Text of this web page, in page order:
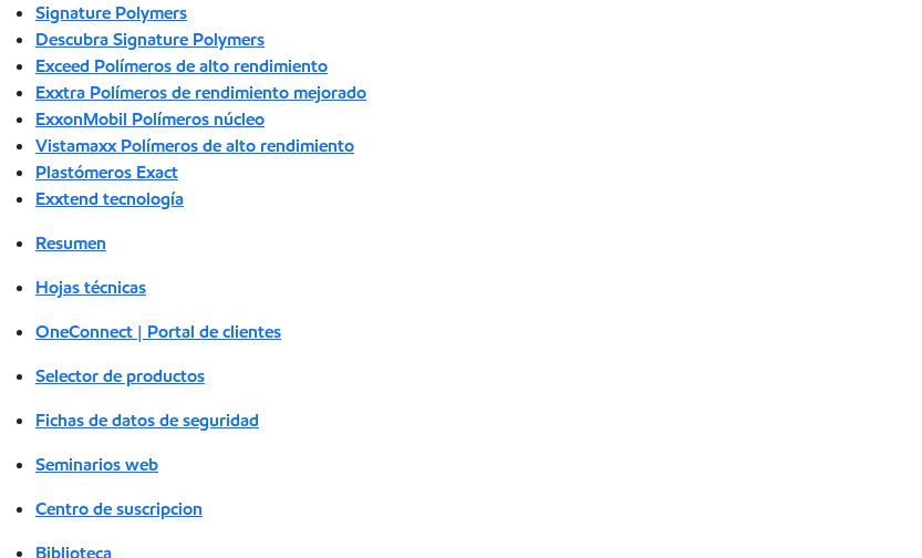
Signature Polymers
Descubra Signature Polymers
Exceed Polímeros de alto rendimiento
Exxtra Polímeros de rendimiento mejorado
ExxonMobil Polímeros núcleo
Vistamaxx Polímeros de alto rendimiento
Plastómeros Exact
Exxtend tecnología
Resumen
Hojas técnicas
OneConnect | Portal de clientes
Selector de productos
Fichas de datos de seguridad
Seminarios web
Centro de suscripcion
Biblioteca